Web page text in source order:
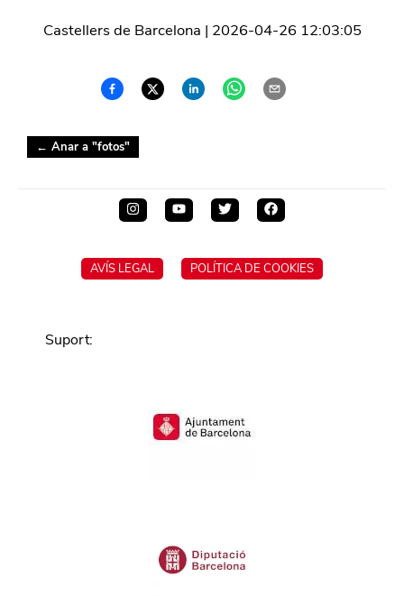
Castellers de Barcelona | 2026-04-26 12:03:05
← Anar a "fotos"
AVÍS LEGAL POLÍTICA DE COOKIES
Suport: